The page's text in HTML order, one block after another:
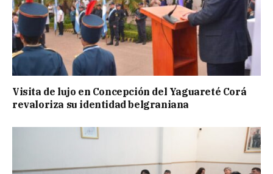
Visita de lujo en Concepción del Yaguareté Corá
revaloriza su identidad belgraniana